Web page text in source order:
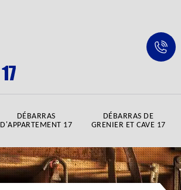
DÉBARRAS
D'APPARTEMENT 17
DÉBARRAS DE
GRENIER ET CAVE 17